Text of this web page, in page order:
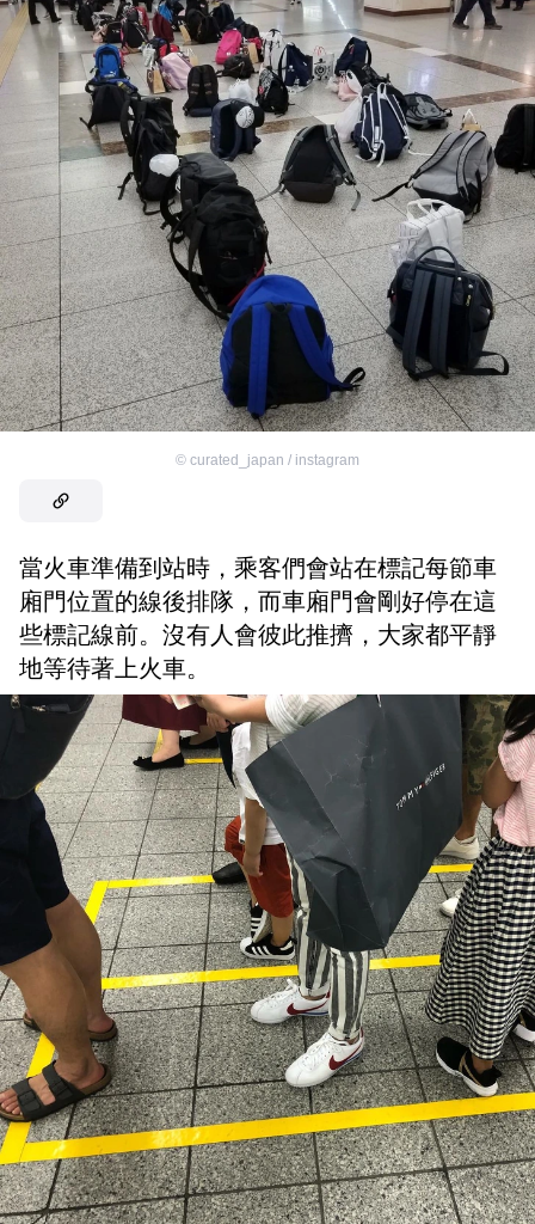
© curated_japan / instagram
當火車準備到站時，乘客們會站在標記每節車
廂門位置的線後排隊，而車廂門會剛好停在這
些標記線前。沒有人會彼此推擠，大家都平靜
地等待著上火車。